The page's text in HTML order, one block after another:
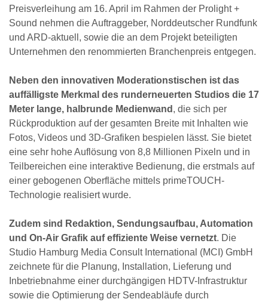
Preisverleihung am 16. April im Rahmen der Prolight +
Sound nehmen die Auftraggeber, Norddeutscher Rundfunk
und ARD-aktuell, sowie die an dem Projekt beteiligten
Unternehmen den renommierten Branchenpreis entgegen.
Neben den innovativen Moderationstischen ist das
auffälligste Merkmal des runderneuerten Studios die 17
Meter lange, halbrunde Medienwand , die sich per
Rückproduktion auf der gesamten Breite mit Inhalten wie
Fotos, Videos und 3D-Grafiken bespielen lässt. Sie bietet
eine sehr hohe Auflösung von 8,8 Millionen Pixeln und in
Teilbereichen eine interaktive Bedienung, die erstmals auf
einer gebogenen Oberfläche mittels primeTOUCH-
Technologie realisiert wurde.
Zudem sind Redaktion, Sendungsaufbau, Automation
und On-Air Grafik auf effiziente Weise vernetzt. Die
Studio Hamburg Media Consult International (MCI) GmbH
zeichnete für die Planung, Installation, Lieferung und
Inbetriebnahme einer durchgängigen HDTV-Infrastruktur
sowie die Optimierung der Sendeabläufe durch